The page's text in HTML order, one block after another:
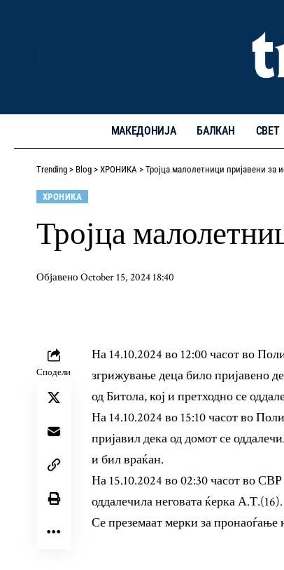
МАКЕДОНИЈА БАЛКАН СВЕТ
Trending > Blog > ХРОНИКА > Тројца малолетници пријавени за
ХРОНИКА
Тројца
Објавено October 15, 2024 18:40
Сподели
На 14.10.2024 во 12:00 часот во
згрижување деца било пријавено
од Битола, кој и претходно се
На 14.10.2024 во 15:10 часот во
пријавил дека од домот се
и бил враќан.
На 15.10.2024 во 02:30 часот во
оддалечила неговата ќерка А.Т.(16).
Се преземаат мерки за пронаоѓање